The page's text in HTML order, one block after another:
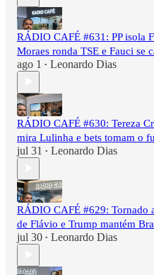
RÁDIO CAFÉ #631: PP isola
Moraes ronda TSE e Fauci se
ago 1 • Leonardo Dias
RÁDIO CAFÉ #630: Tereza
mira Lulinha e bets tomam o
jul 31 • Leonardo Dias
RÁDIO CAFÉ #629: Tornado
de Flávio e Trump mantém
jul 30 • Leonardo Dias